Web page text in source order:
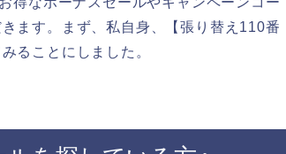
ます。まず、私自身、【張り替え110番
ることにしました。